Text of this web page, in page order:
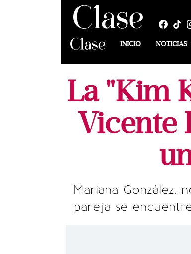
INICIO NOTICIAS
La "Kim
Vicente
Mariana González,
pareja se